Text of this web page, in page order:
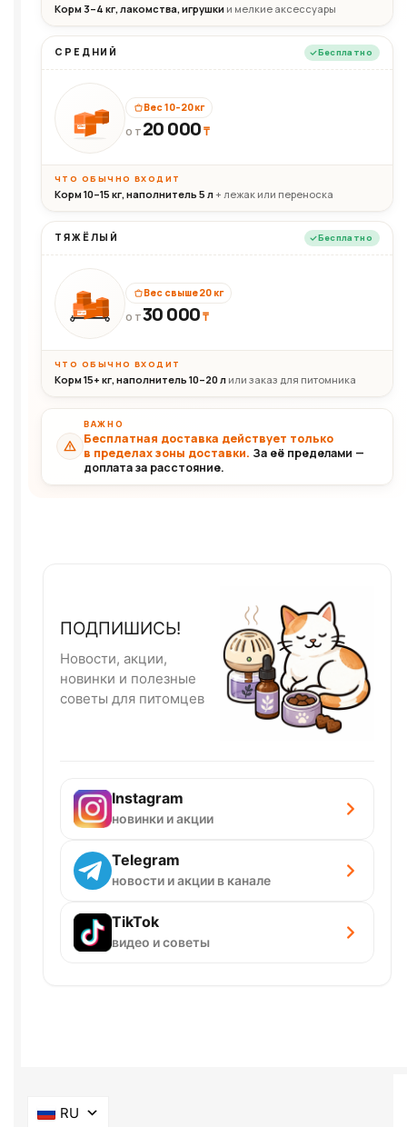
Корм 3–4 кг, лакомства, игрушки и мелкие аксессуары
СРЕДНИЙ Бесплатно
20кг
Вес 10–20 кг
ОТ 20 000₸
ЧТО ОБЫЧНО ВХОДИТ
Корм 10–15 кг, наполнитель 5 л+ лежак или переноска
ТЯЖЁЛЫЙ Бесплатно
30+кг
Вес свыше 20 кг
ОТ30 000₸
ЧТО ОБЫЧНО ВХОДИТ
Корм 15+ кг, наполнитель 10–20 л или заказ для питомника
ВАЖНО
Бесплатная доставка действует только
в пределах зоны доставки. За её пределами —
доплата за расстояние.
ПОДПИШИСЬ!
Новости, акции,
новинки и полезные
советы для питомцев
Instagram
новинки и акции
Telegram
новости и акции в канале
TikTok
видео и советы
RU